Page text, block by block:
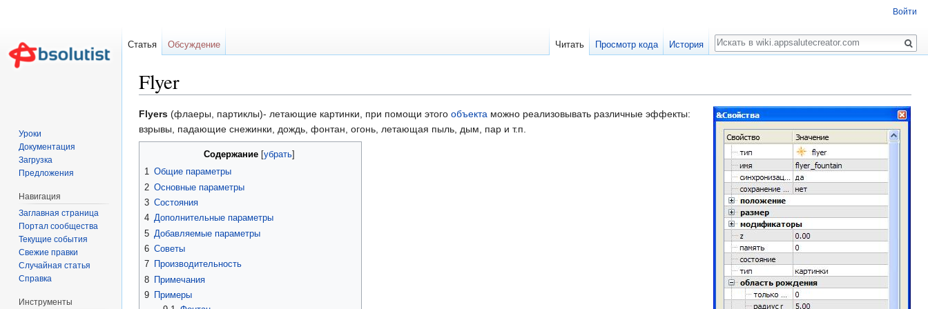
Flyer
Flyers (флаеры, партиклы)- летающие картинки, при помощи этого объекта можно реализовывать различные эффекты:
взрывы, падающие снежинки, дождь, фонтан, огонь, летающая пыль, дым, пар и т.п.
Содержание[ убрать]
1 Общие параметры
2 Основные параметры
3 Состояния
4 Дополнительные параметры
5 Добавляемые параметры
6 Советы
7 Производительность
8 Примечания
9 Примеры
Войти
Статья Обсуждение Читать Просмотр кода История
Поиск
Уроки
Документация
Загрузка
Предложения
Навигация
Заглавная страница
Портал сообщества
Текущие события
Свежие правки
Случайная статья
Справка
Инструменты